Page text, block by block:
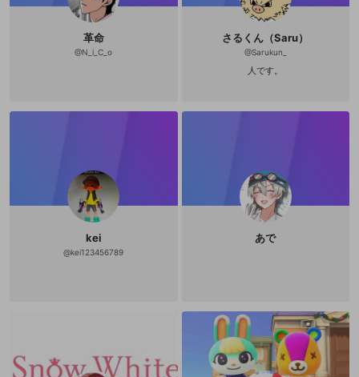
革命
@N_i_C_o
さるくん（Saru）
@Sarukun_
人です。
kei
@kei123456789
あで